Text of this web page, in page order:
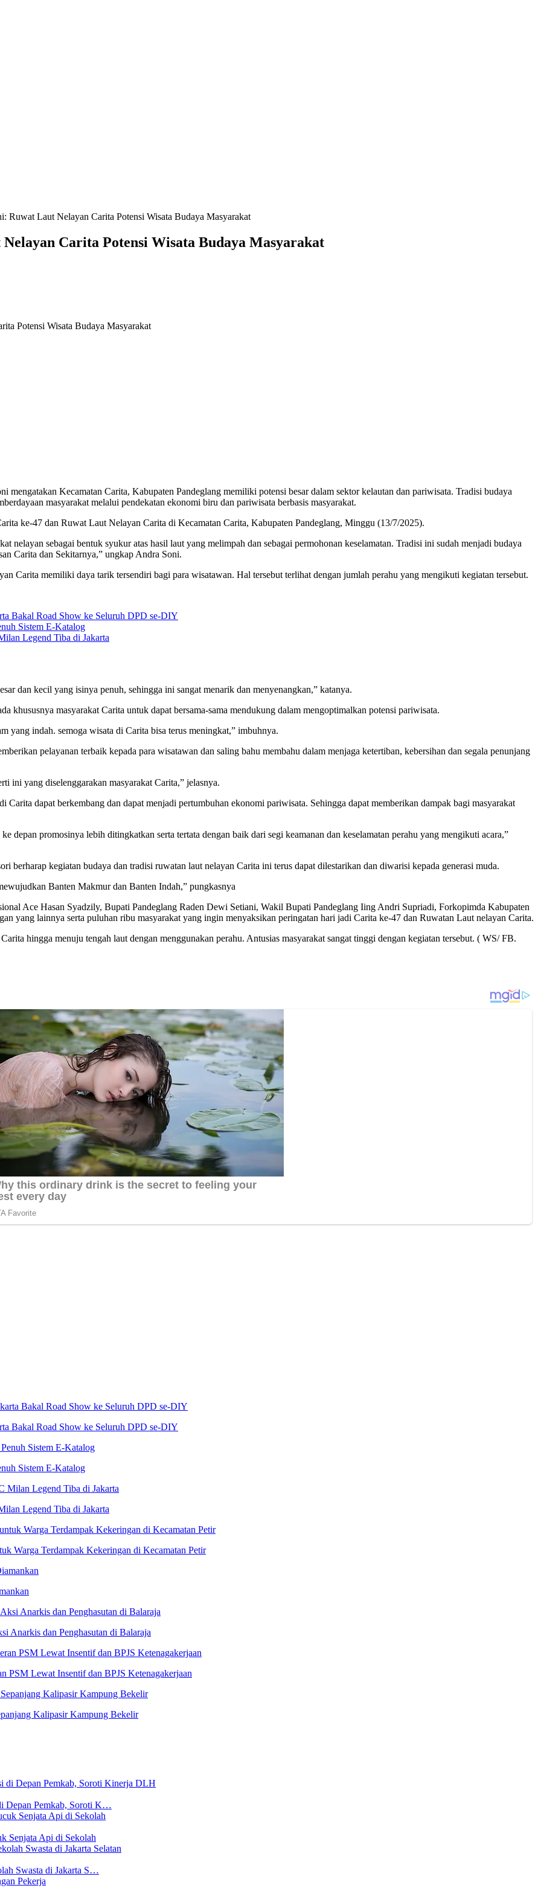
Ruwat Laut Nelayan Carita Potensi Wisata Budaya Masyarakat
Carita Potensi Wisata Budaya Masyarakat
Kecamatan Carita, Kabupaten Pandeglang memiliki potensi besar dalam sektor kelautan dan pariwisata. Tradisi budaya
masyarakat melalui pendekatan ekonomi biru dan pariwisata berbasis masyarakat.
ke-47 dan Ruwat Laut Nelayan Carita di Kecamatan Carita, Kabupaten Pandeglang, Minggu (13/7/2025).
nelayan sebagai bentuk syukur atas hasil laut yang melimpah dan sebagai permohonan keselamatan. Tradisi ini sudah menjadi budaya
Carita dan Sekitarnya,” ungkap Andra Soni.
Carita memiliki daya tarik tersendiri bagi para wisatawan. Hal tersebut terlihat dengan jumlah perahu yang mengikuti kegiatan tersebut.
Bakal Road Show ke Seluruh DPD se-DIY
Sistem E-Katalog
Legend Tiba di Jakarta
dan kecil yang isinya penuh, sehingga ini sangat menarik dan menyenangkan,” katanya.
khususnya masyarakat Carita untuk dapat bersama-sama mendukung dalam mengoptimalkan potensi pariwisata.
yang indah. semoga wisata di Carita bisa terus meningkat,” imbuhnya.
pelayanan terbaik kepada para wisatawan dan saling bahu membahu dalam menjaga ketertiban, kebersihan dan segala penunjang
ini yang diselenggarakan masyarakat Carita,” jelasnya.
dapat berkembang dan dapat menjadi pertumbuhan ekonomi pariwisata. Sehingga dapat memberikan dampak bagi masyarakat
depan promosinya lebih ditingkatkan serta tertata dengan baik dari segi keamanan dan keselamatan perahu yang mengikuti acara,”
berharap kegiatan budaya dan tradisi ruwatan laut nelayan Carita ini terus dapat dilestarikan dan diwarisi kepada generasi muda.
Banten Makmur dan Banten Indah,” pungkasnya
Ace Hasan Syadzily, Bupati Pandeglang Raden Dewi Setiani, Wakil Bupati Pandeglang Iing Andri Supriadi, Forkopimda Kabupaten
yang lainnya serta puluhan ribu masyarakat yang ingin menyaksikan peringatan hari jadi Carita ke-47 dan Ruwatan Laut nelayan Carita.
hingga menuju tengah laut dengan menggunakan perahu. Antusias masyarakat sangat tinggi dengan kegiatan tersebut. ( WS/ FB.
Bakal Road Show ke Seluruh DPD se-DIY
Sistem E-Katalog
Legend Tiba di Jakarta
Warga Terdampak Kekeringan di Kecamatan Petir
Anarkis dan Penghasutan di Balaraja
PSM Lewat Insentif dan BPJS Ketenagakerjaan
Kalipasir Kampung Bekelir
Depan Pemkab, Soroti K…
Senjata Api di Sekolah
Swasta di Jakarta S…